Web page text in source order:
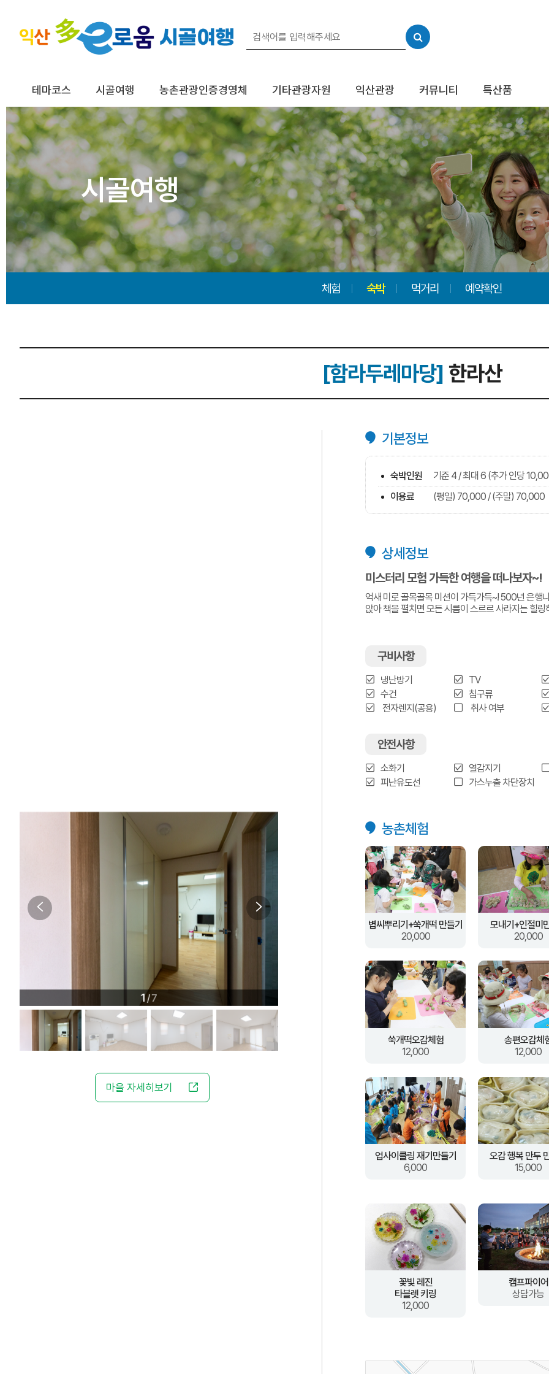
테마코스 시골여행 농촌관광인증경영체 기타관광자원 익산관광 커뮤니티 특산품
시골여행
체험 숙박 먹거리 예약확인
[함라두레마당] 한라산
1/7
마을 자세히보기
기본정보
숙박인원
기준 4 / 최대 6 (추가 인당
이용료
(평일) 70,000 / (주말) 70,000
상세정보
미스터리 모험 가득한 여행을 떠나보자~!
억새 미로 골목골목 미션이 가득가득~! 500년 은행
앉아 책을 펼치면 모든 시름이 스르르 사라지는 힐
구비사항
냉난방기
TV
수건
침구류
전자렌지(공용)
취사 여부
안전사항
소화기
열감지기
피난유도선
가스누출 차단장치
농촌체험
볍씨뿌리기+쑥개떡 만들기
20,000
모내기+인절미
20,000
쑥개떡오감체험
12,000
송편오감체
12,000
업사이클링 재기만들기
6,000
오감 행복 만두
15,000
꽃빛 레진
타블렛 키링
12,000
캠프파이어
상담가능